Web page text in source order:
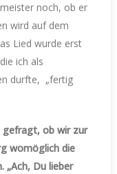
noch, ob er
wird auf dem
Lied wurde erst
ich als
durfte, „fertig
gefragt, ob wir zur
womöglich die
„Ach, Du lieber